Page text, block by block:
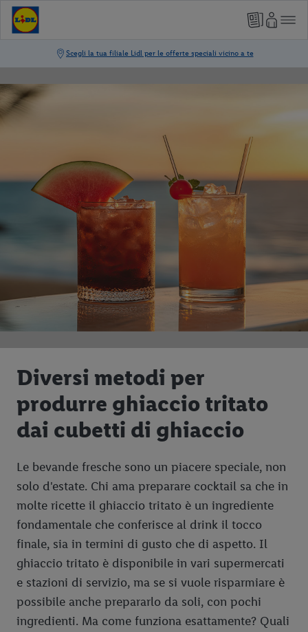
Diversi metodi per
produrre ghiaccio tritato
dai cubetti di ghiaccio
Le bevande fresche sono un piacere speciale, non
solo d'estate. Chi ama preparare cocktail sa che in
molte ricette il ghiaccio tritato è un ingrediente
fondamentale che conferisce al drink il tocco
finale, sia in termini di gusto che di aspetto. Il
ghiaccio tritato è disponibile in vari supermercati
e stazioni di servizio, ma se si vuole risparmiare è
possibile anche prepararlo da soli, con pochi
ingredienti. Ma come funziona esattamente? Quali